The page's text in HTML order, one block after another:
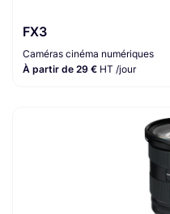
FX3
Caméras cinéma numériques
À partir de 29 € HT /jour